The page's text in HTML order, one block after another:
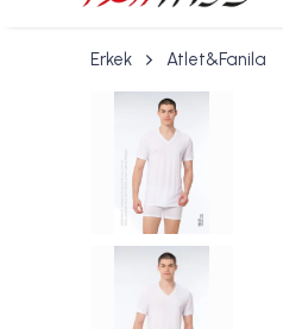
Erkek Atlet&Fanila